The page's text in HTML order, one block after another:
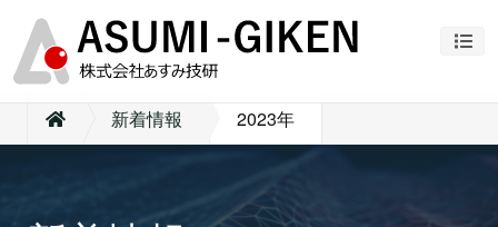
ナビ
新着情報 2023年